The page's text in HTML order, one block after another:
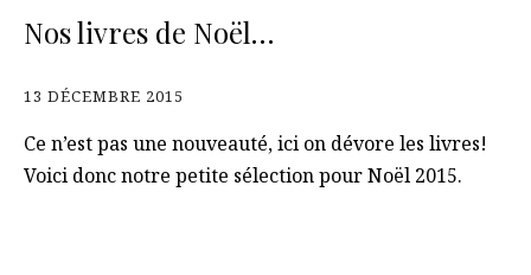
Nos livres de Noël…
13 DÉCEMBRE 2015
Ce n’est pas une nouveauté, ici on dévore les livres!
Voici donc notre petite sélection pour Noël 2015.